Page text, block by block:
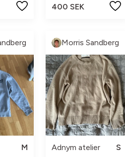
400 SEK
M
Morris Sandberg
Adnym atelier
S